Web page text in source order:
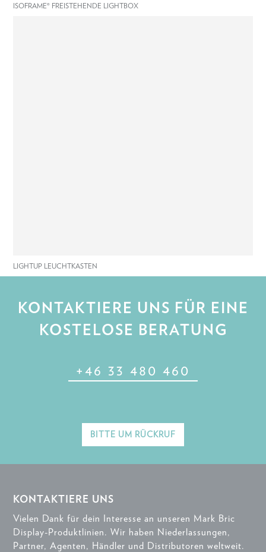
ISOFRAME® FREISTEHENDE LIGHTBOX
LIGHTUP LEUCHTKASTEN
KONTAKTIERE UNS FÜR EINE
KOSTELOSE BERATUNG
+46 33 480 460
BITTE UM RÜCKRUF
KONTAKTIERE UNS
Vielen Dank für dein Interesse an unseren Mark Bric
Display-Produktlinien. Wir haben Niederlassungen,
Partner, Agenten, Händler und Distributoren weltweit.